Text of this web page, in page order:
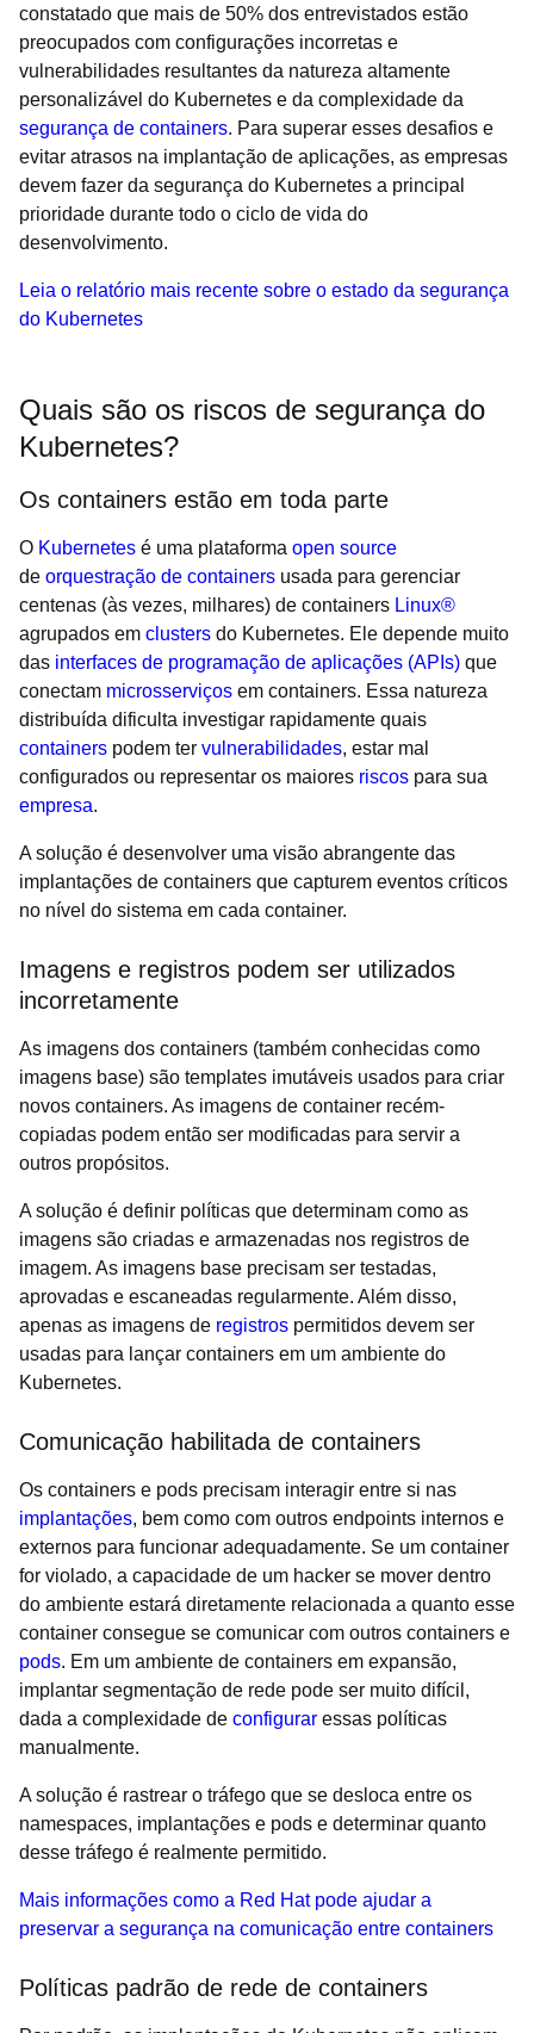
constatado que mais de 50% dos entrevistados estão
preocupados com configurações incorretas e
vulnerabilidades resultantes da natureza altamente
personalizável do Kubernetes e da complexidade da
segurança de containers. Para superar esses desafios e
evitar atrasos na implantação de aplicações, as empresas
devem fazer da segurança do Kubernetes a principal
prioridade durante todo o ciclo de vida do
desenvolvimento.
Leia o relatório mais recente sobre o estado da segurança
do Kubernetes
Quais são os riscos de segurança do
Kubernetes?
Os containers estão em toda parte
O Kubernetes é uma plataforma open source
de orquestração de containers usada para gerenciar
centenas (às vezes, milhares) de containers Linux®
agrupados em clusters do Kubernetes. Ele depende muito
das interfaces de programação de aplicações (APIs) que
conectam microsserviços em containers. Essa natureza
distribuída dificulta investigar rapidamente quais
containers podem ter vulnerabilidades, estar mal
configurados ou representar os maiores riscos para sua
empresa.
A solução é desenvolver uma visão abrangente das
implantações de containers que capturem eventos críticos
no nível do sistema em cada container.
Imagens e registros podem ser utilizados
incorretamente
As imagens dos containers (também conhecidas como
imagens base) são templates imutáveis usados para criar
novos containers. As imagens de container recém-
copiadas podem então ser modificadas para servir a
outros propósitos.
A solução é definir políticas que determinam como as
imagens são criadas e armazenadas nos registros de
imagem. As imagens base precisam ser testadas,
aprovadas e escaneadas regularmente. Além disso,
apenas as imagens de registros permitidos devem ser
usadas para lançar containers em um ambiente do
Kubernetes.
Comunicação habilitada de containers
Os containers e pods precisam interagir entre si nas
implantações, bem como com outros endpoints internos e
externos para funcionar adequadamente. Se um container
for violado, a capacidade de um hacker se mover dentro
do ambiente estará diretamente relacionada a quanto esse
container consegue se comunicar com outros containers e
pods. Em um ambiente de containers em expansão,
implantar segmentação de rede pode ser muito difícil,
dada a complexidade de configurar essas políticas
manualmente.
A solução é rastrear o tráfego que se desloca entre os
namespaces, implantações e pods e determinar quanto
desse tráfego é realmente permitido.
Mais informações como a Red Hat pode ajudar a
preservar a segurança na comunicação entre containers
Políticas padrão de rede de containers